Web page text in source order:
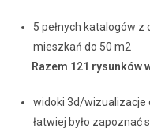
5 pełnych katalogów
mieszkań do 50 m2
Razem 121 rysunków
widoki 3d/wizualizacje
łatwiej było zapoznać